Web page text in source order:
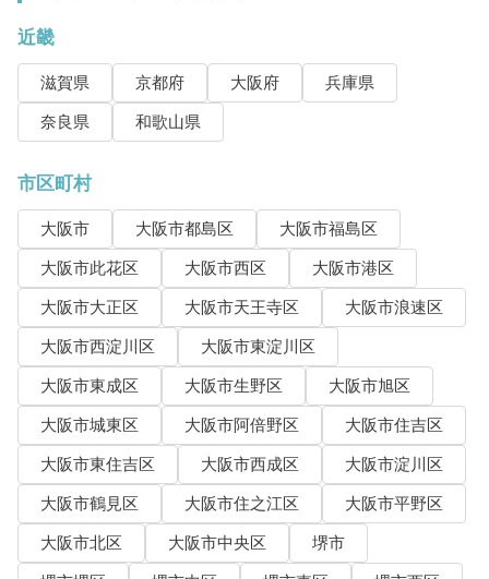
近畿
滋賀県 京都府 大阪府
兵庫県
奈良県
和歌山県
市区町村
大阪市 大阪市都島区
大阪市福島区
大阪市此花区
大阪市西区
大阪市港区
大阪市大正区
大阪市天王寺区
大阪市浪速区
大阪市西淀川区
大阪市東淀川区
大阪市東成区
大阪市生野区
大阪市旭区
大阪市城東区
大阪市阿倍野区
大阪市住吉区
大阪市東住吉区
大阪市西成区
大阪市淀川区
大阪市鶴見区
大阪市住之江区
大阪市平野区
大阪市北区
大阪市中央区
堺市